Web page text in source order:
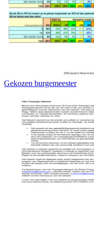
Gekozen burgemeester